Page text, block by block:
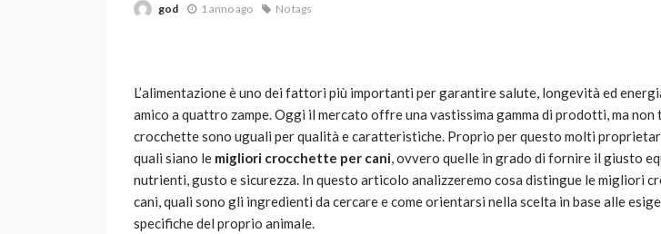
god 1 anno ago No tags
L’alimentazione è uno dei fattori più importanti per garantire salute, longevità ed
amico a quattro zampe. Oggi il mercato offre una vastissima gamma di prodotti, ma
crocchette sono uguali per qualità e caratteristiche. Proprio per questo molti
quali siano le migliori crocchette per cani, ovvero quelle in grado di fornire il giusto
nutrienti, gusto e sicurezza. In questo articolo analizzeremo cosa distingue le migliori
cani, quali sono gli ingredienti da cercare e come orientarsi nella scelta in base alle
specifiche del proprio animale.
VARIE
Robot tagliaerba: quale
scegliere per il tuo prato
god 1 anno ago
MG alle Final
Davis: tennis
passione per
abbracciano